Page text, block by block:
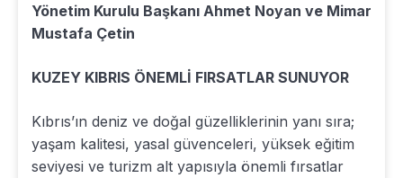
Yönetim Kurulu Başkanı Ahmet Noyan ve Mimar
Mustafa Çetin
KUZEY KIBRIS ÖNEMLİ FIRSATLAR SUNUYOR
Kıbrıs’ın deniz ve doğal güzelliklerinin yanı sıra;
yaşam kalitesi, yasal güvenceleri, yüksek eğitim
seviyesi ve turizm alt yapısıyla önemli fırsatlar